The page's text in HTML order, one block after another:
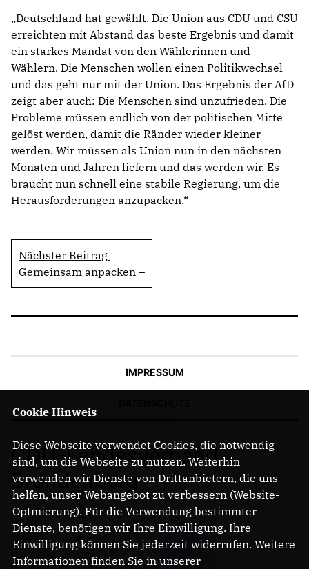
Deutschland hat gewählt. Die Union aus CDU und CSU
erreichten mit Abstand das beste Ergebnis und damit
ein starkes Mandat von den Wählerinnen und
Wählern. Die Menschen wollen einen Politikwechsel
und das geht nur mit der Union. Das Ergebnis der AfD
zeigt aber auch: Die Menschen sind unzufrieden. Die
Probleme müssen endlich von der politischen Mitte
gelöst werden, damit die Ränder wieder kleiner
werden. Wir müssen als Union nun in den nächsten
Monaten und Jahren liefern und das werden wir. Es
braucht nun schnell eine stabile Regierung, um die
Herausforderungen anzupacken.“
Nächster Beitrag
Gemeinsam anpacken –
IMPRESSUM
CDU-Landesverband
Brandenburg
Cookie Hinweis
Diese Webseite verwendet Cookies, die notwendig
sind, um die Webseite zu nutzen. Weiterhin
verwenden wir Dienste von Drittanbietern, die uns
helfen, unser Webangebot zu verbessern (Website-
Optmierung). Für die Verwendung bestimmter
Dienste, benötigen wir Ihre Einwilligung. Ihre
Einwilligung können Sie jederzeit widerrufen. Weitere
Informationen finden Sie in unserer